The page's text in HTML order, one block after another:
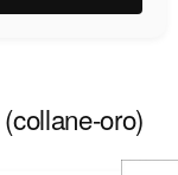
(collane-oro)